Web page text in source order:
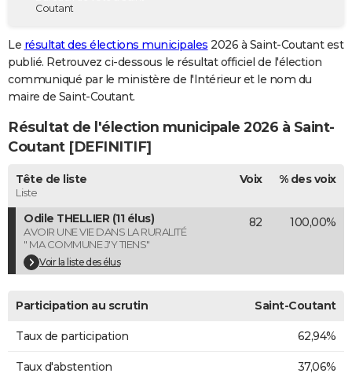
Destinations
City break
Voyage nature
Voyage de noces
Forum
GUIDES D'ACHAT
BONS PLANS
Carte de Noël
Carte Bonne année
Carte Saint-Valentin
Carte Pâques
Carte d'anniversaire
DICTIONNAIRE
Dictionnaire
Biographies
Citations
Expressions
Proverbes
PROGRAMME TV
COPAINS D'AVANT
S'inscrire
Se connecter
Lycées
Collèges
Primaires
Universités
Entreprises
Service militaire
Avis de recherche
AVIS DE DÉCÈS
FORUM
Bricolage
Lifestyle
Culture
Sport
Auto
Television
Voyage
Cinema
Coutant
Le résultat des élections municipales 2026 à Saint-Coutant est
publié. Retrouvez ci-dessous le résultat officiel de l'élection
communiqué par le ministère de l'Intérieur et le nom du
maire de Saint-Coutant.
Résultat de l'élection municipale 2026 à Saint-
Coutant [DEFINITIF]
Tête de liste
Liste
Voix % des voix
Odile THELLIER (11 élus)
AVOIR UNE VIE DANS LA RURALITÉ
" MA COMMUNE J'Y TIENS"
Voir la liste des élus
82 100,00%
Participation au scrutin Saint-Coutant
Taux de participation 62,94%
Taux d'abstention 37,06%